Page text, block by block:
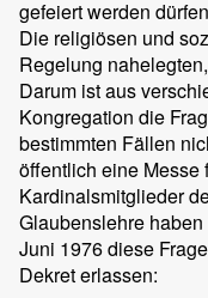
gefeiert werden
Die religiösen und
Regelung
Darum ist aus
Kongregation die
bestimmten Fällen
öffentlich eine Messe
Kardinalsmitglieder
Glaubenslehre
Juni 1976 diese
Dekret erlassen: